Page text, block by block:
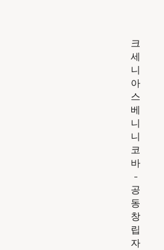
크
세
니
아
스
베
니
니
코
바
-
공
동
창
립
자